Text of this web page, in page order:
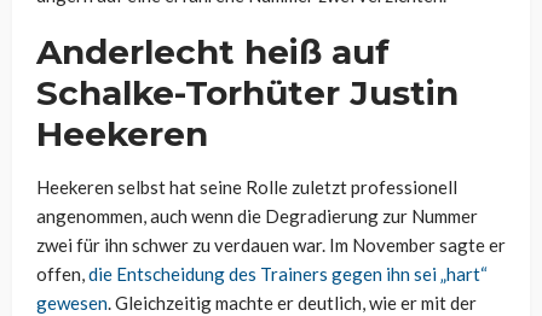
Anderlecht heiß auf
Schalke-Torhüter Justin
Heekeren
Heekeren selbst hat seine Rolle zuletzt professionell
angenommen, auch wenn die Degradierung zur Nummer
zwei für ihn schwer zu verdauen war. Im November sagte er
offen,die Entscheidung des Trainers gegen ihn sei „hart“
gewesen. Gleichzeitig machte er deutlich, wie er mit der